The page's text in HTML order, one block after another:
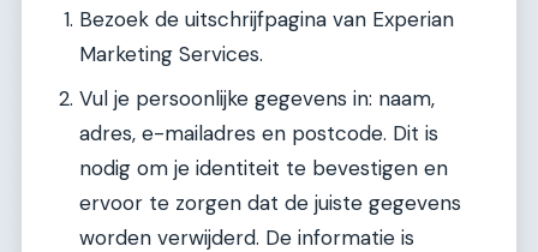
Bezoek de uitschrijfpagina van Experian
Marketing Services.
Vul je persoonlijke gegevens in: naam,
adres, e-mailadres en postcode. Dit is
nodig om je identiteit te bevestigen en
ervoor te zorgen dat de juiste gegevens
worden verwijderd. De informatie is